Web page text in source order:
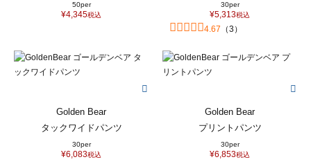
50per
¥4,345税込
30per
¥5,313税込
4.67 （3 ）
Golden Bear
タックワイドパンツ
30per
¥6,083税込
Golden Bear
プリントパンツ
30per
¥6,853税込